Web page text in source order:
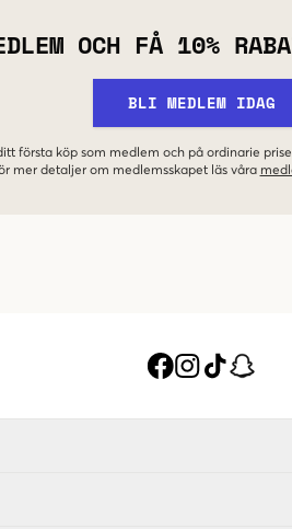
OCH FÅ 10%
BLI MEDLEM IDAG
första köp som medlem och på ordinarie
mer detaljer om medlemsskapet läs våra